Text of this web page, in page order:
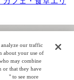
analyze our traffic
about your use of
may combine
or that they have
here" to see more